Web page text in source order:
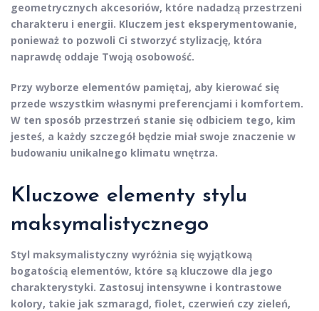
geometrycznych akcesoriów, które nadadzą przestrzeni
charakteru i energii. Kluczem jest eksperymentowanie,
ponieważ to pozwoli Ci stworzyć stylizację, która
naprawdę oddaje Twoją osobowość.
Przy wyborze elementów pamiętaj, aby kierować się
przede wszystkim własnymi preferencjami i komfortem.
W ten sposób przestrzeń stanie się odbiciem tego, kim
jesteś, a każdy szczegół będzie miał swoje znaczenie w
budowaniu unikalnego klimatu wnętrza.
Kluczowe elementy stylu
maksymalistycznego
Styl maksymalistyczny wyróżnia się wyjątkową
bogatością elementów, które są kluczowe dla jego
charakterystyki. Zastosuj intensywne i kontrastowe
kolory, takie jak szmaragd, fiolet, czerwień czy zieleń,